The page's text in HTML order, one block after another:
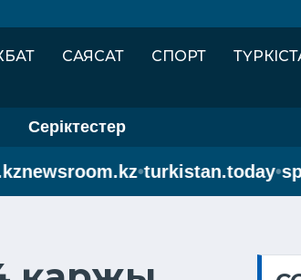
САЯСАТ СПОРТ
Серіктестер
•turkistan.today•